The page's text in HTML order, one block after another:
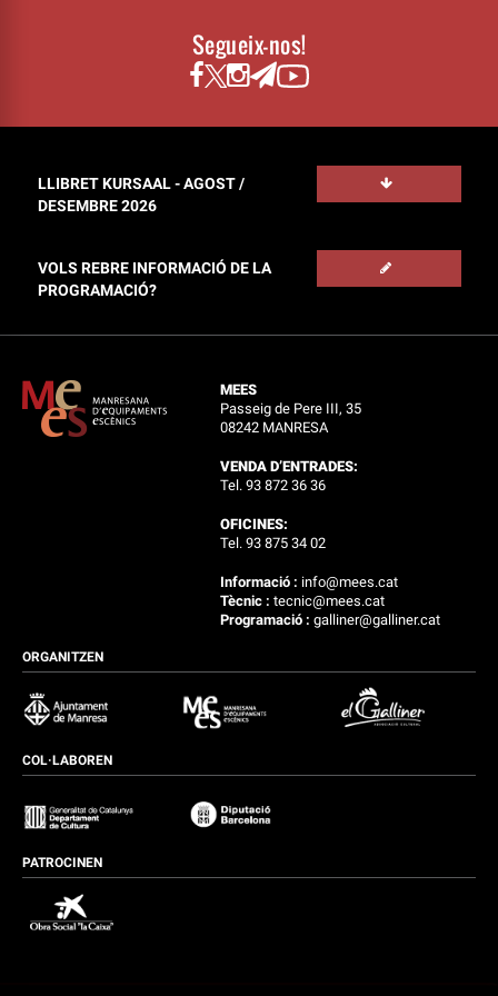
Segueix-nos!
LLIBRET KURSAAL - AGOST /
DESEMBRE 2026
VOLS REBRE INFORMACIÓ DE LA
PROGRAMACIÓ?
MEES
Passeig de Pere III, 35
08242 MANRESA
VENDA D’ENTRADES:
Tel. 93 872 36 36
OFICINES:
Tel. 93 875 34 02
Informació : info@mees.cat
Tècnic :tecnic@mees.cat
Programació :galliner@galliner.cat
ORGANITZEN
COL·LABOREN
PATROCINEN